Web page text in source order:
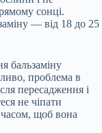
сонці.
— від 18 до 25
бальзаміну
проблема в
пересадження і
не чіпати
щоб вона